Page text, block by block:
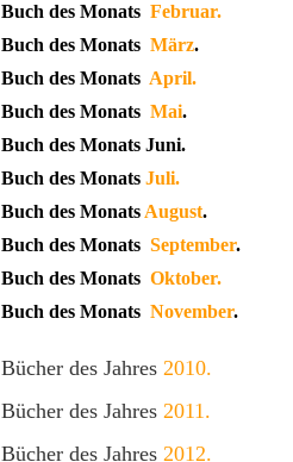
Buch des Monats Februar.
Buch des Monats März.
Buch des Monats April.
Buch des Monats Mai.
Buch des Monats Juni.
Buch des Monats Juli.
Buch des Monats August.
Buch des Monats September.
Buch des Monats Oktober.
Buch des Monats November.
Bücher des Jahres 2010.
Bücher des Jahres 2011.
Bücher des Jahres 2012.